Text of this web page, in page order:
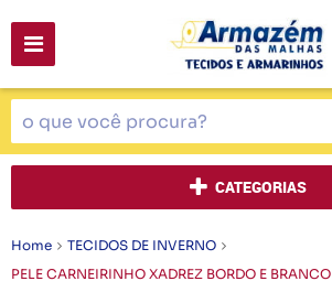
CATEGORIAS
Home
TECIDOS DE INVERNO
PELE CARNEIRINHO XADREZ BORDO E BRANCO